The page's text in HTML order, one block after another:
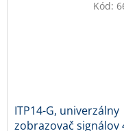
ITP14-G, univerzálny
zobrazovač signálov
Kód: